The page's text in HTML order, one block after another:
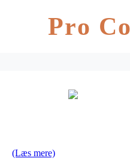
Pro
(Læs mere)